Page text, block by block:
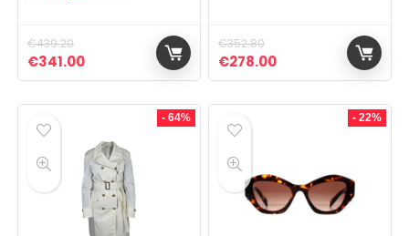
€439.20
Oorspronkelijke prijs was: €439.20.
€341.00Huidige prijs is: €341.00.
€352.80
Oorspronkelijke prijs was:
€278.00Huidige prijs is:
- 64% - 22%